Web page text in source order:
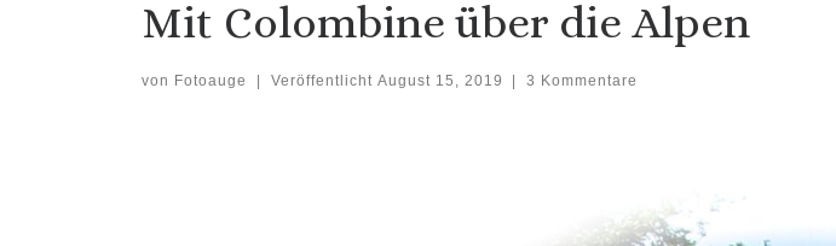
Mit Colombine über die Alpen
von Fotoauge Veröffentlicht August 15, 2019 3 Kommentare